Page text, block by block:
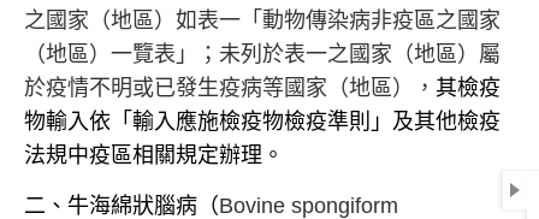
之國家（地區）如表一「動物傳染病非疫區之國家
（地區）一覽表」；未列於表一之國家（地區）屬
於疫情不明或已發生疫病等國家（地區）， 其檢疫
物輸入依「輸入應施檢疫物檢疫準則」及其他檢疫
法規中疫區相關規定辦理。
二、牛海綿狀腦病（Bovine spongiform